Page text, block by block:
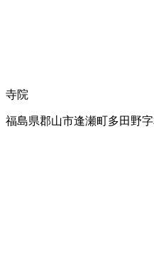
寺院
福島県郡山市逢瀬町多田野